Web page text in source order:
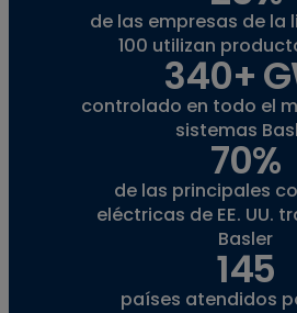
de las empresas de la
100 utilizan
340+
controlado en todo el
sistemas
70%
de las principales
eléctricas de EE. UU.
Basler
145
países atendidos